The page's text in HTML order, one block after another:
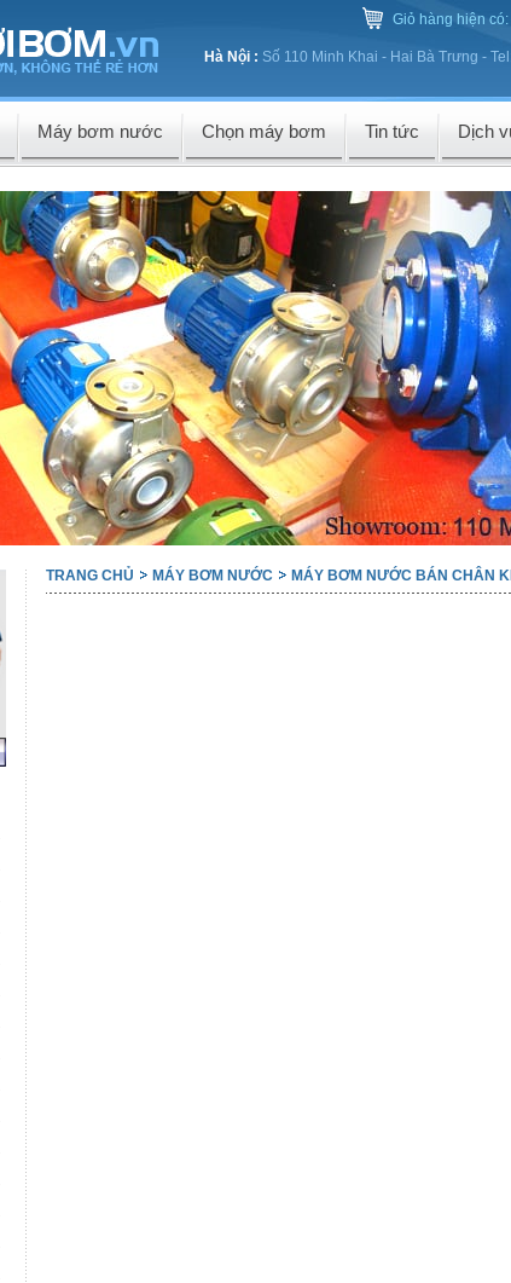
Giỏ hàng hiện có:
Hà Nội : Số 110 Minh Khai - Hai Bà Trưng -
Máy bơm nước Chọn máy bơm Tin tức Dịch
TRANG CHỦ MÁY BƠM NƯỚC MÁY BƠM NƯỚC BÁN CHÂN